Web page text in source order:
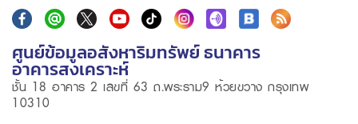
ศูนย์ข้อมูลอสังหาริมทรัพย์ ธนาคาร
อาคารสงเคราะห์
ชั้น 18 อาคาร 2 เลขที่ 63 ถ.พระราม9 ห้วยขวาง กรุงเทพ
10310